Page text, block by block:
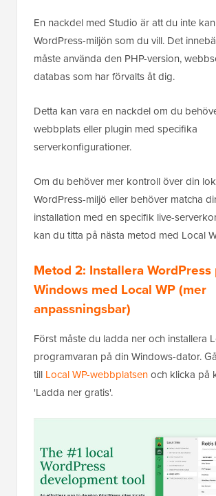
En nackdel med Studio är att du inte
WordPress-miljön som du vill. Det
måste använda den PHP-version,
databas som har förvalts åt dig.
Detta kan vara en nackdel om du
webbplats eller plugin med specifika
serverkonfigurationer.
Om du behöver mer kontroll över din
WordPress-miljö eller behöver matcha
installation med en specifik live-
kan du titta på nästa metod med Local
Metod 2: Installera WordPress
Windows med Local WP (mer
anpassningsbar)
Först måste du ladda ner och installera
programvaran på din Windows-dator.
till Local WP-webbplatsenoch klicka på
'Ladda ner gratis'.